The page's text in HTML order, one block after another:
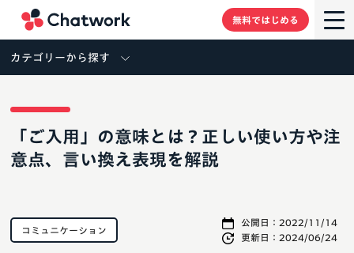
無料ではじめる
カテゴリーから探す
「ご入用」の意味とは？正しい使い方や注
意点、言い換え表現を解説
公開日： 2022/11/14
更新日： 2024/06/24
コミュニケーション